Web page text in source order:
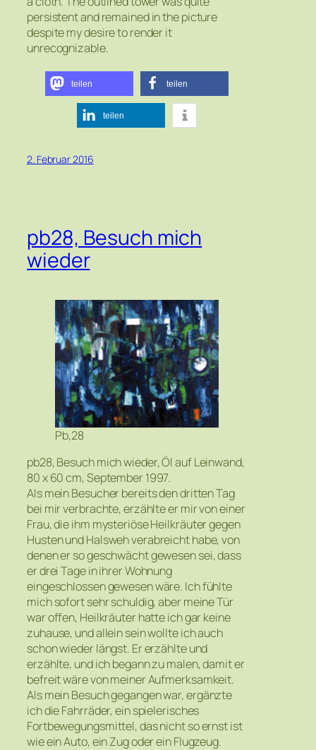
persistent and remained in the picture
despite my desire to render it
unrecognizable.
teilen teilen
teilen
2. Februar 2016
pb28, Besuch mich
wieder
Pb,28
pb28, Besuch mich wieder, Öl auf Leinwand,
80 x 60 cm, September 1997.
Als mein Besucher bereits den dritten Tag
bei mir verbrachte, erzählte er mir von einer
Frau, die ihm mysteriöse Heilkräuter gegen
Husten und Halsweh verabreicht habe, von
denen er so geschwächt gewesen sei, dass
er drei Tage in ihrer Wohnung
eingeschlossen gewesen wäre. Ich fühlte
mich sofort sehr schuldig, aber meine Tür
war offen, Heilkräuter hatte ich gar keine
zuhause, und allein sein wollte ich auch
schon wieder längst. Er erzählte und
erzählte, und ich begann zu malen, damit er
befreit wäre von meiner Aufmerksamkeit.
Als mein Besuch gegangen war, ergänzte
ich die Fahrräder, ein spielerisches
Fortbewegungsmittel, das nicht so ernst ist
wie ein Auto, ein Zug oder ein Flugzeug.